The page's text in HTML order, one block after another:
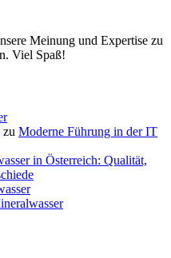
Meinung und Expertise zu
Viel Spaß!
zu Moderne Führung in der IT
in Österreich: Qualität,